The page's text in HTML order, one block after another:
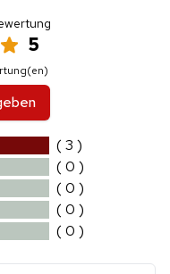
5
( 3 )
( 0 )
( 0 )
( 0 )
( 0 )